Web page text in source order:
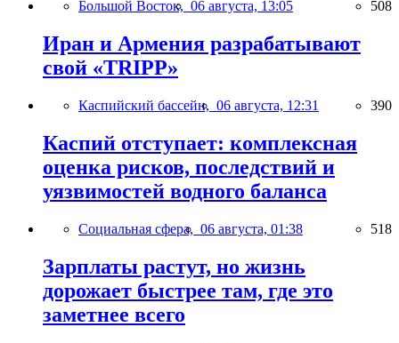
Большой Восток, 06 августа, 13:05 508
Иран и Армения разрабатывают
свой «TRIPP»
Каспийский бассейн, 06 августа, 12:31 390
Каспий отступает: комплексная
оценка рисков, последствий и
уязвимостей водного баланса
Социальная сфера, 06 августа, 01:38 518
Зарплаты растут, но жизнь
дорожает быстрее там, где это
заметнее всего